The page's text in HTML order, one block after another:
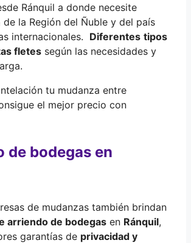
Ránquil a donde necesite
de la Región del Ñuble y del país
internacionales. Diferentes tipos
fletes según las necesidades y
tu mudanza entre
el mejor precio con
de bodegas en
de mudanzas también brindan
arriendo de bodegas en Ránquil,
garantías de privacidad y